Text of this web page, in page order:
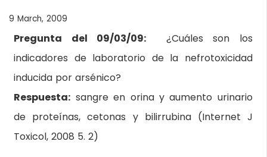
9 March, 2009
Pregunta del 09/03/09: ¿Cuáles son los
indicadores de laboratorio de la nefrotoxicidad
inducida por arsénico?
Respuesta: sangre en orina y aumento urinario
de proteínas, cetonas y bilirrubina (Internet J
Toxicol, 2008 5. 2)